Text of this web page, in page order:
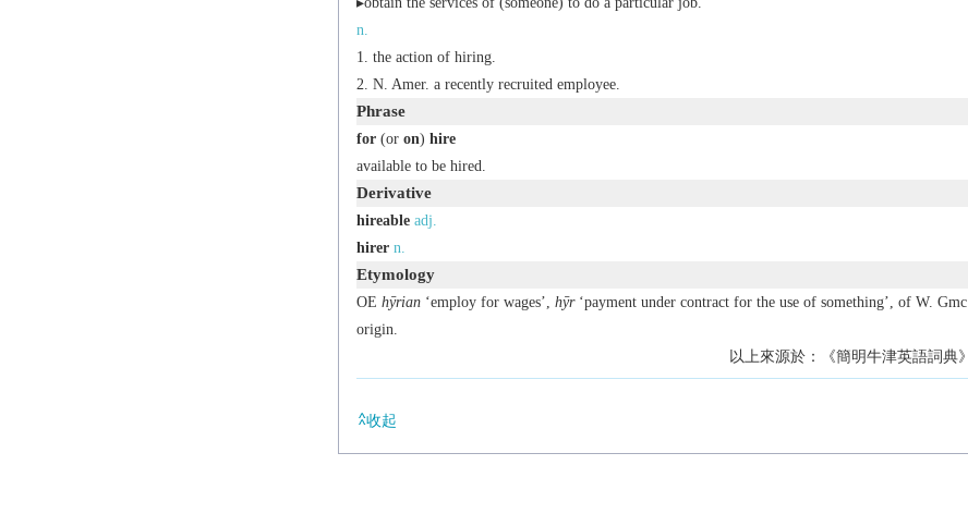
n.
the action of hiring.
N. Amer. a recently recruited employee.
Phrase
for (or on) hire
available to be hired.
Derivative
hireable adj.
hirer n.
Etymology
OE hȳrian‘employ for wages’, hȳr‘payment under contract for the use of something’, of W. Gmc
origin.
以上來源於：《簡明牛津英語詞典》
收起